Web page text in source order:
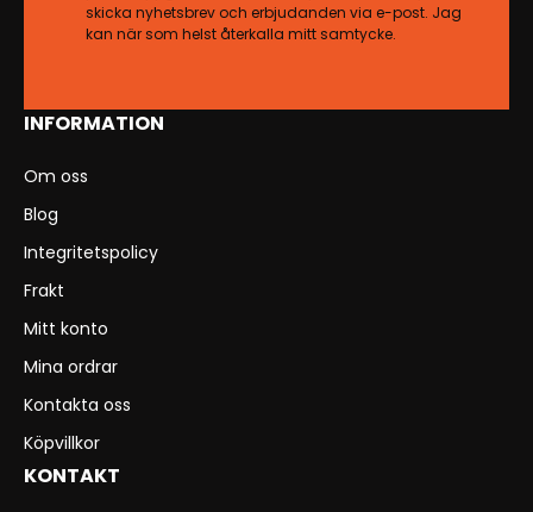
INFORMATION
Om oss
Blog
Integritetspolicy
Frakt
Mitt konto
Mina ordrar
Kontakta oss
Köpvillkor
KONTAKT
skicka nyhetsbrev och erbjudanden via e-post. Jag
kan när som helst återkalla mitt samtycke.